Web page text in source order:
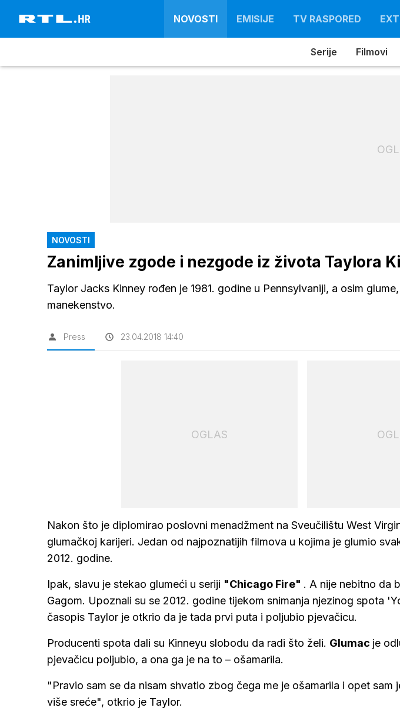
NOVOSTI EMISIJE TV RASPORED
Serije Filmovi
NOVOSTI
Zanimljive zgode i nezgode iz života Taylora
Taylor Jacks Kinney rođen je 1981. godine u Pennsylvaniji, a osim
manekenstvo.
Press 23.04.2018 14:40
OGLAS
Nakon što je diplomirao poslovni menadžment na Sveučilištu West
glumačkoj karijeri. Jedan od najpoznatijih filmova u kojima je glumio
2012. godine.
Ipak, slavu je stekao glumeći u seriji "Chicago Fire" . A nije nebitno da
Gagom. Upoznali su se 2012. godine tijekom snimanja njezinog spota
časopis Taylor je otkrio da je tada prvi puta i poljubio pjevačicu.
Producenti spota dali su Kinneyu slobodu da radi što želi. Glumac je
pjevačicu poljubio, a ona ga je na to – ošamarila.
"Pravio sam se da nisam shvatio zbog čega me je ošamarila i opet sam
više sreće", otkrio je Taylor.